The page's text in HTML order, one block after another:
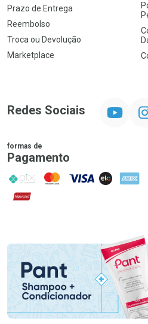
Prazo de Entrega
Reembolso
Troca ou Devolução
Marketplace
Redes Sociais
formas de
Pagamento
PIX MasterCard
VISA ELO AMEX
Hipercard
Promoção em